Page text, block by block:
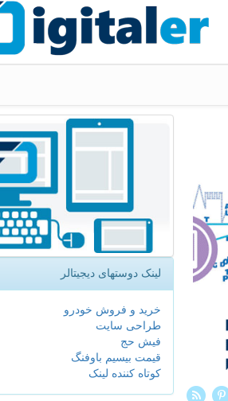
لینک دوستهای دیجیتالر
خرید و فروش خودرو
طراحی سایت
فیش حج
قیمت بیسیم باوفنگ
کوتاه کننده لینک